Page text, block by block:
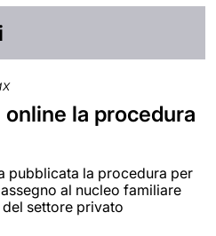
la procedura
pubblicata la procedura per
al nucleo familiare
settore privato